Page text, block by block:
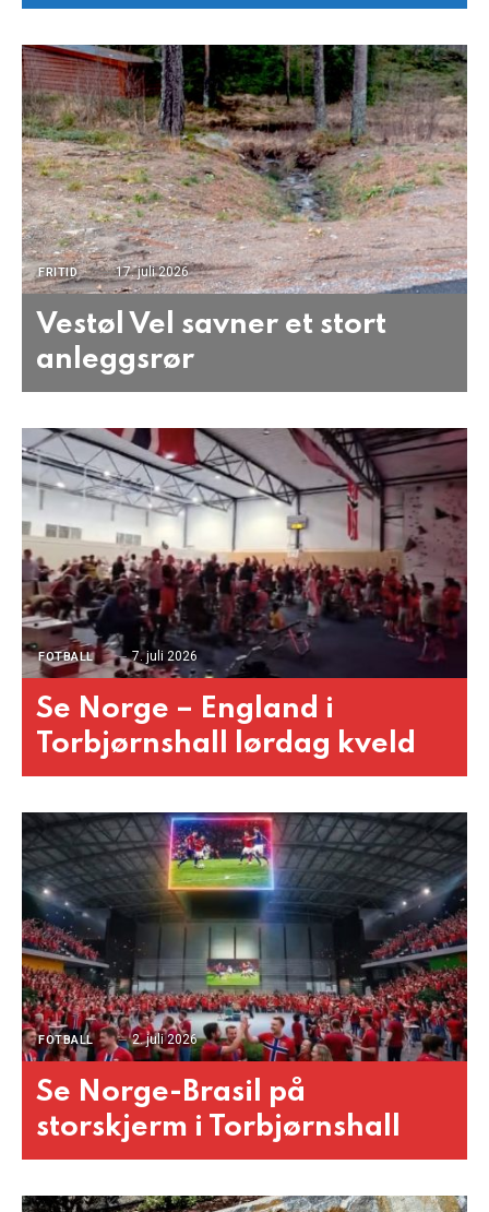
FRITID 17. juli 2026
Vestøl Vel savner et stort
anleggsrør
FOTBALL 7. juli 2026
Se Norge – England i
Torbjørnshall lørdag kveld
FOTBALL 2. juli 2026
Se Norge-Brasil på
storskjerm i Torbjørnshall